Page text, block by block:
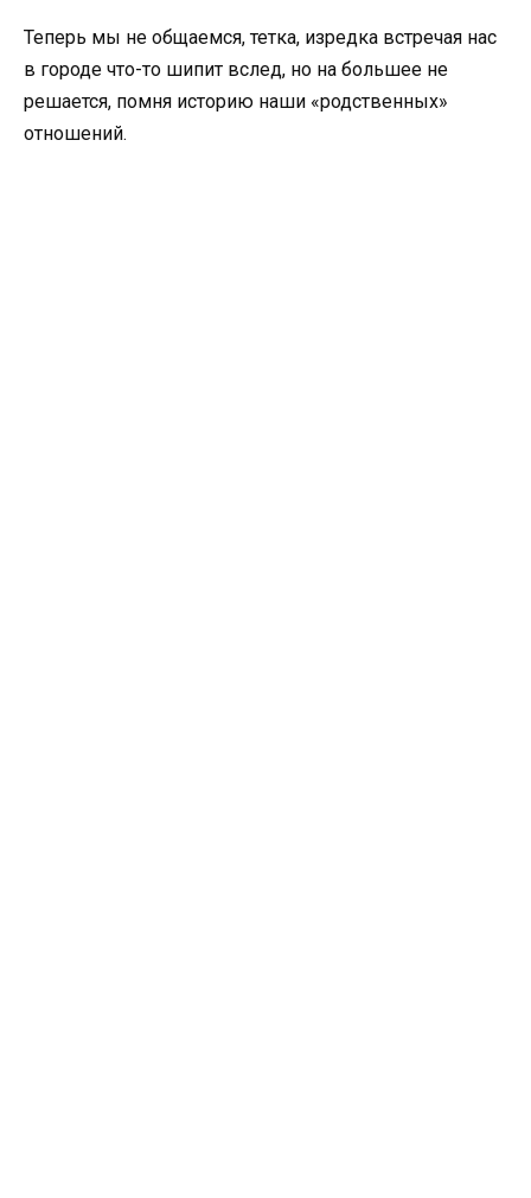
Теперь мы не общаемся, тетка, изредка встречая нас
в городе что-то шипит вслед, но на большее не
решается, помня историю наши «родственных»
отношений.